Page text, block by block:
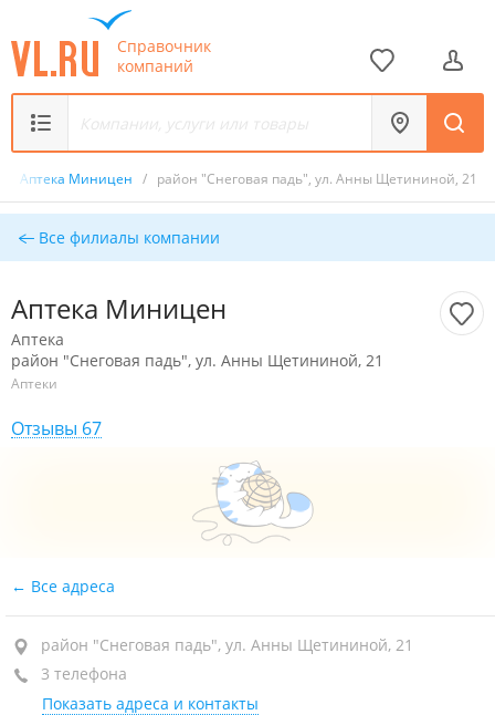
Справочник
компаний
Аптека Миницен / район "Снеговая падь", ул. Анны Щетининой, 21
Все филиалы компании
Аптека Миницен
Аптека
район "Снеговая падь", ул. Анны Щетининой, 21
Аптеки
Отзывы 67
Все адреса
район "Снеговая падь", ул. Анны Щетининой, 21
3 телефона
Показать адреса и контакты